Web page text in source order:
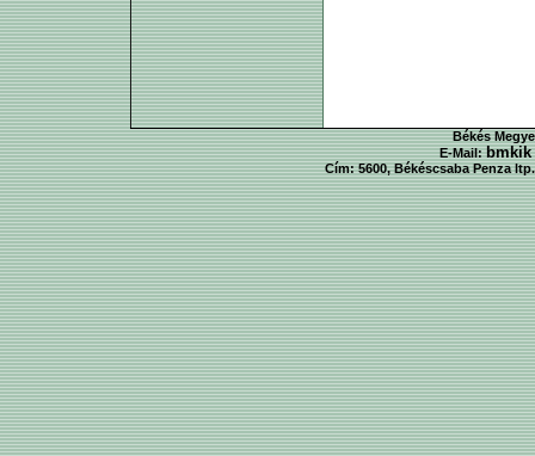
Békés
E-Mail:bmkik
Cím: 5600, Békéscsaba Penza